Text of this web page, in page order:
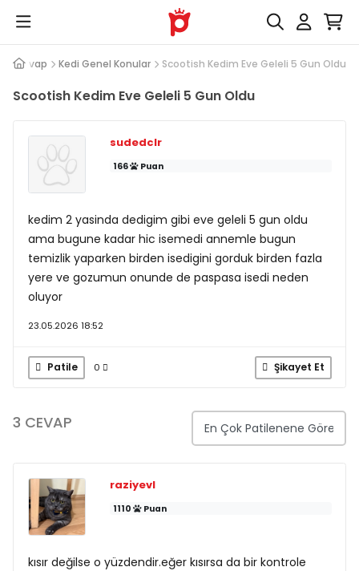
Cevap Kedi Genel Konular Scootish Kedim Eve Geleli 5 Gun Oldu
Scootish Kedim Eve Geleli 5 Gun Oldu
sudedclr
166 Puan
kedim 2 yasinda dedigim gibi eve geleli 5 gun oldu
ama bugune kadar hic isemedi annemle bugun
temizlik yaparken birden isedigini gorduk birden fazla
yere ve gozumun onunde de paspasa isedi neden
oluyor
23.05.2026 18:52
Patile 0 Şikayet Et
3 CEVAP
raziyevl
1110 Puan
kısır değilse o yüzdendir.eğer kısırsa da bir kontrole